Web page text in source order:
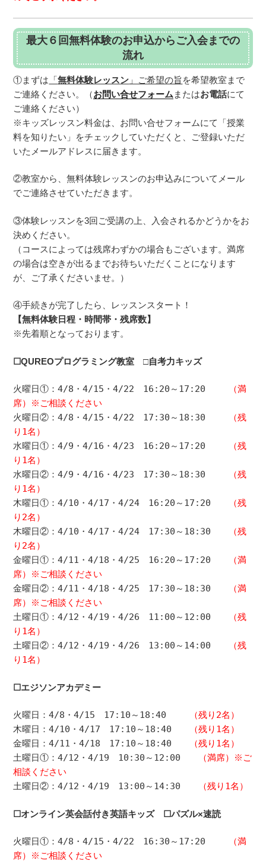
最大６回無料体験のお申込からご入会までの
流れ
①まずは 「無料体験レッスン 」ご希望の旨 を希望教室まで
ご連絡ください。（お問い合せフォーム またはお電話にて
ご連絡ください）
※キッズレッスン料金は、お問い合せフォームにて「授業
料を知りたい」をチェックしていただくと、ご登録いただ
いたメールアドレスに届きます。
②教室から、無料体験レッスンのお申込みについてメール
でご連絡させていただきます。
③体験レッスンを3回ご受講の上、入会されるかどうかをお
決めください。
（コースによっては残席わずかの場合もございます。満席
の場合は空きが出るまでお待ちいただくことになります
が、ご了承くださいませ。）
④手続きが完了したら、レッスンスタート！
【無料体験日程・時間帯・残席数】
※先着順となっております。
☐QUREOプログラミング教室 □自考力キッズ
火曜日① ：4/8・4/15・4/22 16:20～17:20
（満
席）※ご相談ください
火曜日②：4/8・4/15・4/22 17:30～18:30
（残
り1名）
水曜日① ：4/9・4/16・4/23 16:20～17:20
（残
り1名）
水曜日②：4/9・4/16・4/23 17:30～18:30
（残
り1名）
木曜日①：4/10・4/17・4/24 16:20～17:20
（残
り2名）
木曜日② ：4/10・4/17・4/24 17:30～18:30
（残
り2名）
金曜日①：4/11・4/18・4/25 16:20～17:20
（満
席）※ご相談ください
金曜日② ：4/11・4/18・4/25 17:30～18:30
（満
席）※ご相談ください
土曜日① ：4/12・4/19・4/26 11:00～12:00
（残
り1名）
土曜日② ：4/12・4/19・4/26 13:00～14:00
（残
り1名）
☐エジソンアカデミー
火曜日：4/8・4/15 17:10～18:40
（残り2名）
木曜日：4/10・4/17 17:10～18:40
（残り1名）
金曜日：4/11・4/18 17:10～18:40
（残り1名）
土曜日① ：4/12・4/19 10:30～12:00
（満席）※ご
相談ください
土曜日② ：4/12・4/19 13:00～14:30 （残り1名）
☐オンライン英会話付き英語キッズ ☐パズル×速読
火曜日① ：4/8・4/15・4/22 16:30～17:20
（満
席）※ご相談ください